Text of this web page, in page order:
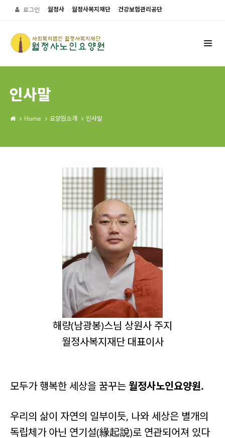
로그인 월정사 월정사복지재단 건강보험관리공단
인사말
Home 요양원소개 인사말
해량(남광봉)스님 상원사 주지
월정사복지재단 대표이사
모두가 행복한 세상을 꿈꾸는월정사노인요양원.
우리의 삶이 자연의 일부이듯, 나와 세상은 별개의
독립체가 아닌 연기설(緣起說)로 연관되어져 있다